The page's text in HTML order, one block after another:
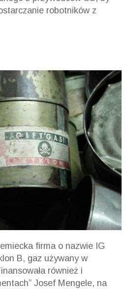
robotników z
firma o nazwie IG
B, gaz używany w
również i
Josef Mengele, na